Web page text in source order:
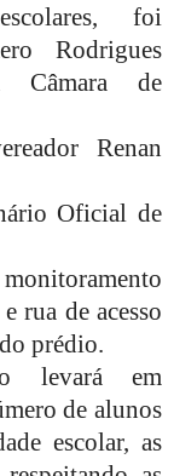
foi
Rodrigues
Câmara de
Renan
Oficial de
rua de acesso
prédio.
levará em
de alunos
escolar, as